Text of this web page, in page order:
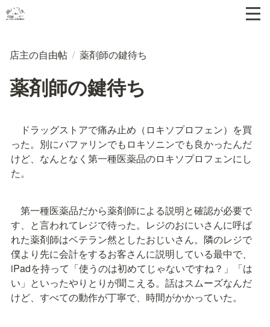
店主の自由帖 / 薬剤師の鍵待ち
薬剤師の鍵待ち
ドラッグストアで痛み止め（ロキソプロフェン）を買
った。別にバファリンでもロキソニンでも良かったんだ
けど、なんとなく第一種医薬品のロキソプロフェンにし
た。
第一種医薬品だから薬剤師による説明と確認が必要で
す、と言われてレジで待った。レジのおにいさんに呼ば
れた薬剤師はベテラン然としたおじいさん。隣のレジで
僕より先に会計をするお客さんに説明している最中で、
iPadを持って「使うのは初めてじゃないですね？」「は
い」といったやりとりが聞こえる。話はスムーズなんだ
けど、すべての動作が丁寧で、時間がかかっていた。